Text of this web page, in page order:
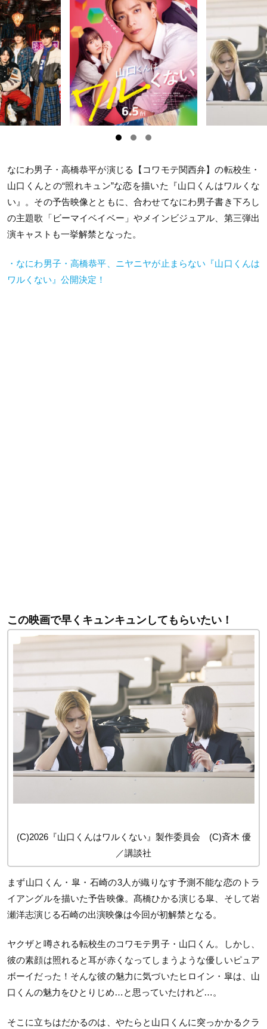
なにわ男子・高橋恭平が演じる【コワモテ関西弁】の転校生・
山口くんとの“照れキュン”な恋を描いた『山口くんはワルくな
い』。その予告映像とともに、合わせてなにわ男子書き下ろし
の主題歌「ビーマイベイベー」やメインビジュアル、第三弾出
演キャストも一挙解禁となった。
・なにわ男子・高橋恭平、ニヤニヤが止まらない『山口くんは
ワルくない』公開決定！
この映画で早くキュンキュンしてもらいたい！
(C)2026『山口くんはワルくない』製作委員会 (C)斉木 優
／講談社
まず山口くん・皐・石崎の3人が織りなす予測不能な恋のトラ
イアングルを描いた予告映像。髙橋ひかる演じる皐、そして岩
瀬洋志演じる石崎の出演映像は今回が初解禁となる。
ヤクザと噂される転校生のコワモテ男子・山口くん。しかし、
彼の素顔は照れると耳が赤くなってしまうような優しいピュア
ボーイだった！そんな彼の魅力に気づいたヒロイン・皐は、山
口くんの魅力をひとりじめ…と思っていたけれど…。
そこに立ちはだかるのは、やたらと山口くんに突っかかるクラ